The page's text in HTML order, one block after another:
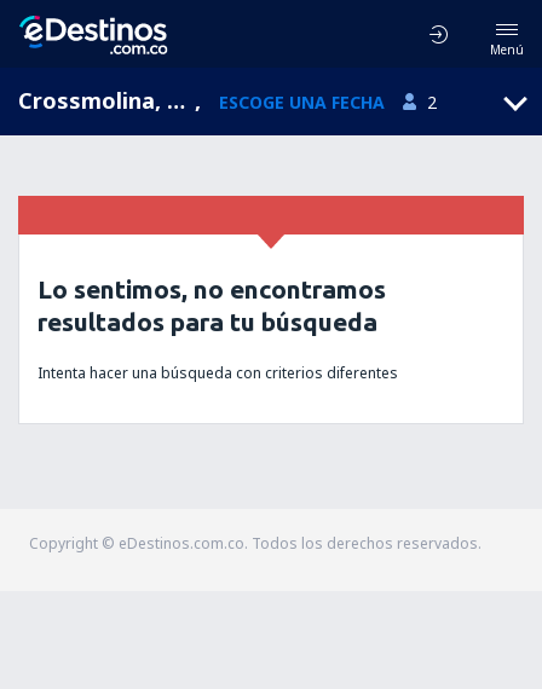
Menú
Crossmolina, Mayo, Irlanda , ESCOGE UNA FECHA 2
Lo sentimos, no encontramos
resultados para tu búsqueda
Intenta hacer una búsqueda con criterios diferentes
Copyright © eDestinos.com.co. Todos los derechos reservados.